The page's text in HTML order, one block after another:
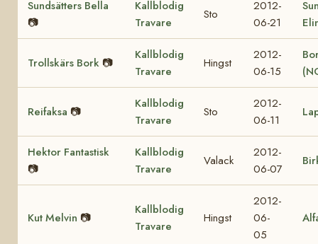
Sundsätters Bella
📷
Kallblodig
Travare
Sto
2012-
06-21
Trollskärs Bork 📷
Kallblodig
Travare
Hingst
2012-
06-15
Reifaksa 📷
Kallblodig
Travare
Sto
2012-
06-11
Hektor Fantastisk
📷
Kallblodig
Travare
Valack
2012-
06-07
Kut Melvin 📷
Kallblodig
Travare
Hingst
2012-
06-
05